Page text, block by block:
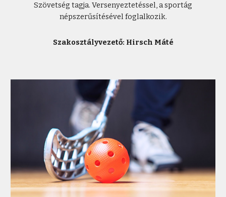
Szövetség tagja. Versenyeztetéssel, a sportág
népszerűsítésével foglalkozik.
Szakosztályvezető: Hirsch Máté